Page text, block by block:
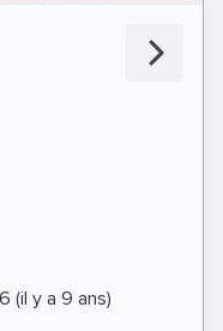
(il y a 9 ans)